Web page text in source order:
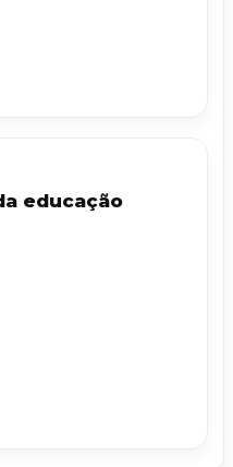
educação